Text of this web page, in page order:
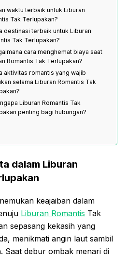
waktu terbaik untuk Liburan
Tak Terlupakan?
destinasi terbaik untuk Liburan
Tak Terlupakan?
cara menghemat biaya saat
Romantis Tak Terlupakan?
aktivitas romantis yang wajib
selama Liburan Romantis Tak
Liburan Romantis Tak
penting bagi hubungan?
dalam Liburan
keajaiban dalam
Liburan Romantis Tak
sepasang kekasih yang
menikmati angin laut sambil
Saat debur ombak menari di